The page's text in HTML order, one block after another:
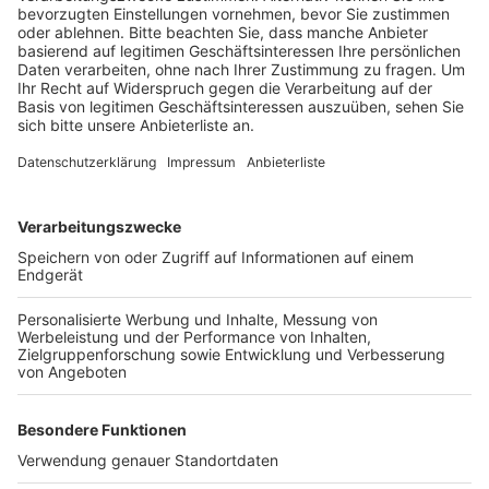
Anzeige
Dabei sollen Fahrradfahrer sagen, wie gut oder
schlecht die Radwege in ihrer Stadt sind. Es geht aber
letzten Fahrradklima-Test hatten die Städte im Kreis
laut ADFC nicht besonders gut abgeschnitten. Die
Meisten lagen im Bereich der Schulnoten 4 bis 5. Brühl
schnitt am Besten ab – hier gaben die befragten
Fahrradfahrer der Stadt eine Gesamtnote von 3,8.